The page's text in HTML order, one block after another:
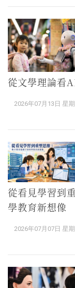
從文學理論看
2026年07月13日 星
從看見學習到
學教育新想像
2026年07月07日 星